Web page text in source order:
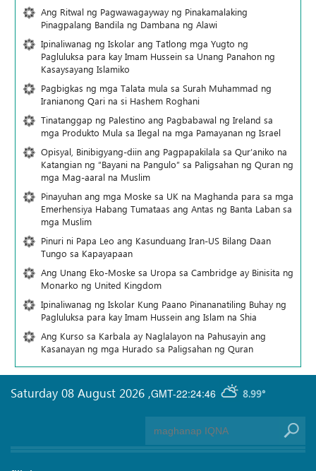
Ang Ritwal ng Pagwawagayway ng Pinakamalaking
Pinagpalang Bandila ng Dambana ng Alawi
Ipinaliwanag ng Iskolar ang Tatlong mga Yugto ng
Pagluluksa para kay Imam Hussein sa Unang Panahon ng
Kasaysayang Islamiko
Pagbigkas ng mga Talata mula sa Surah Muhammad ng
Iranianong Qari na si Hashem Roghani
Tinatanggap ng Palestino ang Pagbabawal ng Ireland sa
mga Produkto Mula sa Ilegal na mga Pamayanan ng Israel
Opisyal, Binibigyang-diin ang Pagpapakilala sa Qur’aniko na
Katangian ng “Bayani na Pangulo” sa Paligsahan ng Quran ng
mga Mag-aaral na Muslim
Pinayuhan ang mga Moske sa UK na Maghanda para sa mga
Emerhensiya Habang Tumataas ang Antas ng Banta Laban sa
mga Muslim
Pinuri ni Papa Leo ang Kasunduang Iran-US Bilang Daan
Tungo sa Kapayapaan
Ang Unang Eko-Moske sa Uropa sa Cambridge ay Binisita ng
Monarko ng United Kingdom
Ipinaliwanag ng Iskolar Kung Paano Pinananatiling Buhay ng
Pagluluksa para kay Imam Hussein ang Islam na Shia
Ang Kurso sa Karbala ay Naglalayon na Pahusayin ang
Kasanayan ng mga Hurado sa Paligsahan ng Quran
GMT-22:24:46 8.99°
Saturday 08 August 2026 ,